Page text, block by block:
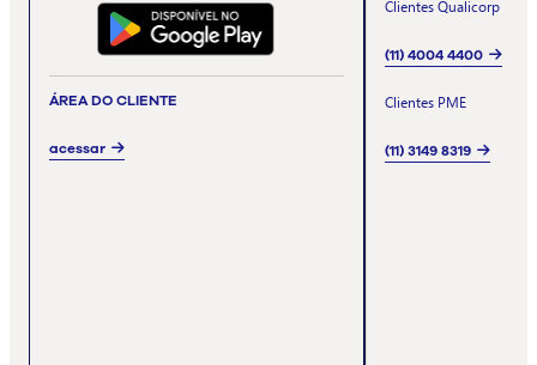
ÁREA DO CLIENTE
acessar
Clientes Qualicorp
(11) 4004 4400
Clientes PME
(11) 3149 8319